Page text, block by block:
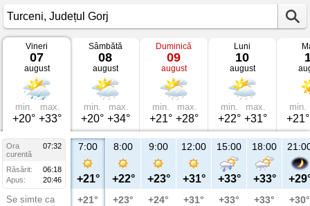
Vremea
Turceni
Județul
Gorj
Vineri
07
august
min.
+20°
max.
+33°
Sâmbătă
08
august
min.
+20°
max.
+34°
Duminică
09
august
min.
+21°
max.
+28°
Luni
10
august
min.
+22°
max.
+31°
min.
+21°
Ora
07:32
curentă
Răsărit:
06:18
Apus:
20:46
Se simte ca
7:00
+21°
+21°
8:00
+22°
+23°
9:00
+23°
+24°
12:00
+31°
+31°
15:00
+33°
+33°
18:00
+33°
+33° +30°